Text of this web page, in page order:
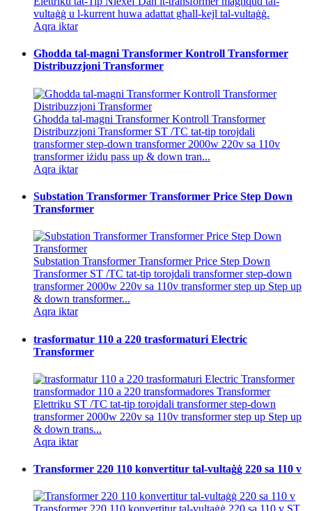
vultaġġ u l-kurrent huwa adattat għall-kejl tal-vultaġġ.
Aqra iktar
Għodda tal-magni Transformer Kontroll Transformer
Distribuzzjoni Transformer
Għodda tal-magni Transformer Kontroll Transformer
Distribuzzjoni Transformer ST /TC tat-tip torojdali
transformer step-down transformer 2000w 220v sa 110v
transformer iżidu pass up & down tran...
Aqra iktar
Substation Transformer Transformer Price Step Down
Transformer
Substation Transformer Transformer Price Step Down
Transformer ST /TC tat-tip torojdali transformer step-down
transformer 2000w 220v sa 110v transformer step up Step up
& down transformer...
Aqra iktar
trasformatur 110 a 220 trasformaturi Electric
Transformer
transformador 110 a 220 transformadores Transformer
Elettriku ST /TC tat-tip torojdali transformer step-down
transformer 2000w 220v sa 110v transformer step up Step up
& down trans...
Aqra iktar
Transformer 220 110 konvertitur tal-vultaġġ 220 sa 110 v